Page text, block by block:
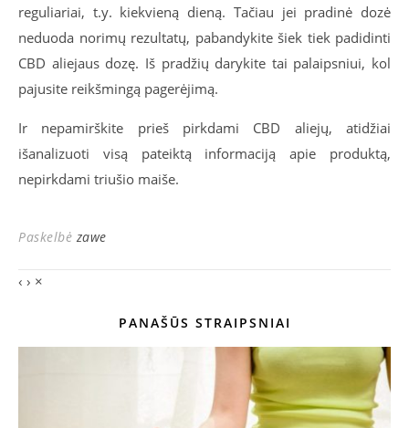
reguliariai, t.y. kiekvieną dieną. Tačiau jei pradinė dozė
neduoda norimų rezultatų, pabandykite šiek tiek padidinti
CBD aliejaus dozę. Iš pradžių darykite tai palaipsniui, kol
pajusite reikšmingą pagerėjimą.
Ir nepamirškite prieš pirkdami CBD aliejų, atidžiai
išanalizuoti visą pateiktą informaciją apie produktą,
nepirkdami triušio maiše.
Paskelbė zawe
‹ › ×
PANAŠŪS STRAIPSNIAI